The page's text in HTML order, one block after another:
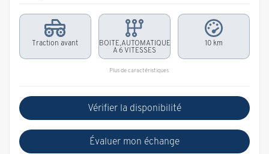
Traction avant
BOITE,AUTOMATIQUE
A 6 VITESSES
10 km
Plus de caractéristiques
Vérifier la disponibilité
Évaluer mon échange